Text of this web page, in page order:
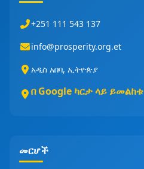
+251 111 543 137
info@prosperity.org.et
አዲስ አበባ, ኢትዮጵያ
በ Google ካርታ ላይ ይመልከቱ
መርሆች